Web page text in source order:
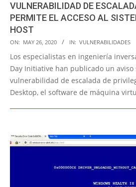
VULNERABILIDAD DE
PERMITE EL ACCESO AL
HOST
2020-
05-
26
ON: MAY 26, 2020 IN: VULNERABILIDADES
Los especialistas en ingeniería
Day Initiative han publicado un aviso
vulnerabilidad de escalada de
Desktop, el software de máquina